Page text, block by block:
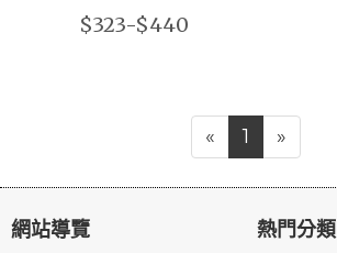
$323-$440
« 1 »
網站導覽 熱門分類